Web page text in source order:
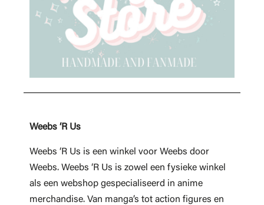
Weebs ‘R Us
Weebs ‘R Us is een winkel voor Weebs door
Weebs. Weebs ‘R Us is zowel een fysieke winkel
als een webshop gespecialiseerd in anime
merchandise. Van manga’s tot action figures en